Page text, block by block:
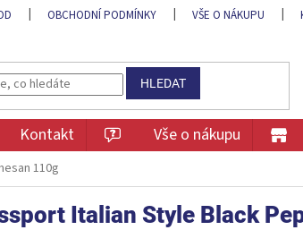
OBCHODNÍ PODMÍNKY VŠE O NÁKUPU
HLEDAT
Kontakt Vše o nákupu
110g
Italian Style Black